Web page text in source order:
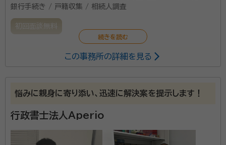
銀行手続き / 戸籍収集 / 相続人調査
初回面談無料
久留米市役所から徒歩1分、JR久留米駅より徒歩5分と
と可能な限りご対応させていただきます。 遺言・相続、
任意後見契約など終活に関する相談や書類作成を承っ
この事務所の詳細を見る
悩みに親身に寄り添い、迅速に解決案を提示します！
行政書士法人Aperio